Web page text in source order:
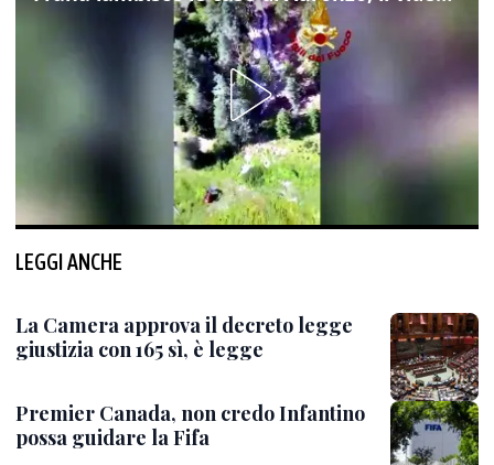
LEGGI ANCHE
La Camera approva il decreto legge
giustizia con 165 sì, è legge
Premier Canada, non credo Infantino
possa guidare la Fifa